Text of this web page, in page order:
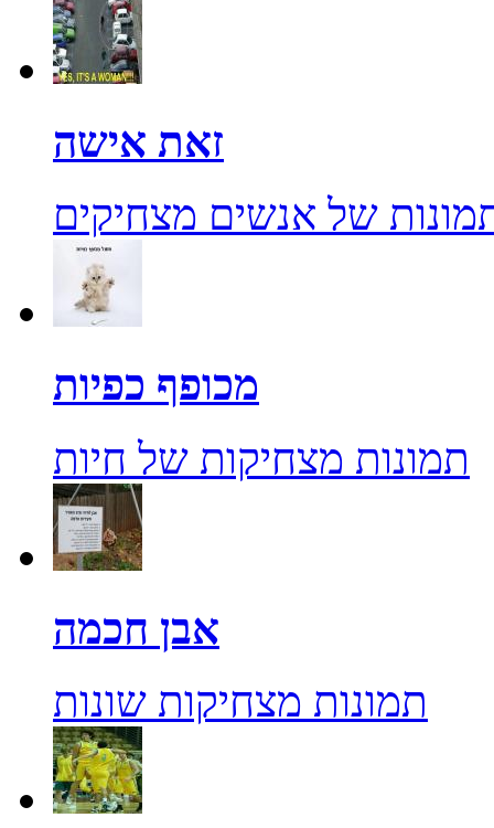
זאת אישה
של אנשים מצחיקים
מכופף כפיות
תמונות מצחיקות של חיות
אבן חכמה
תמונות מצחיקות שונות